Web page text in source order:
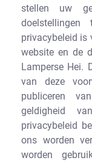
stellen uw
privacybeleid is
website en de
Lamperse Hei.
van deze
publiceren
geldigheid
privacybeleid
ons worden
worden